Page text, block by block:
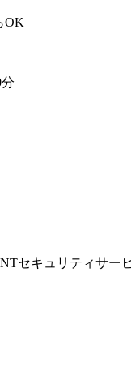
OK
セキュリティサー